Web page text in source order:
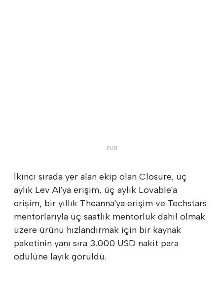
İkinci sırada yer alan ekip olan Closure, üç
aylık Lev AI'ya erişim, üç aylık Lovable'a
erişim, bir yıllık Theanna'ya erişim ve Techstars
mentorlarıyla üç saatlik mentorluk dahil olmak
üzere ürünü hızlandırmak için bir kaynak
paketinin yanı sıra 3.000 USD nakit para
ödülüne layık görüldü.